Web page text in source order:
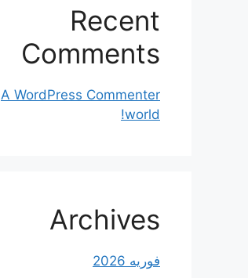
Recent
Comments
A WordPress Commenter
world!
Archives
فوریه 2026